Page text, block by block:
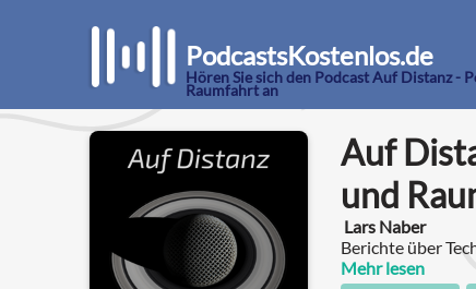
PodcastsKostenlos.de
Hören Sie sich den Podcast Auf Distanz -
Raumfahrt an
Auf
und
Lars Naber
Berichte über
Mehr lesen